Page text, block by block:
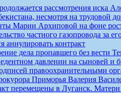
рассмотрения иска
несмотря на трудовой
Марии Архиповой на фоне
частного газопровода за
контракт
дела пропавшего без вести
давлении на сыновей и
правоохранительными
Приморья Валерия
перемещены в Луганск. Матери